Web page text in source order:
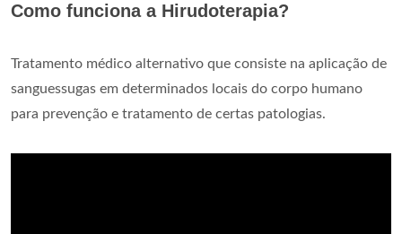
Como funciona a Hirudoterapia?
Tratamento médico alternativo que consiste na aplicação de
sanguessugas em determinados locais do corpo humano
para prevenção e tratamento de certas patologias.